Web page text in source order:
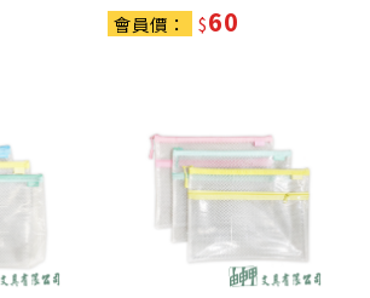
會員價：
$60